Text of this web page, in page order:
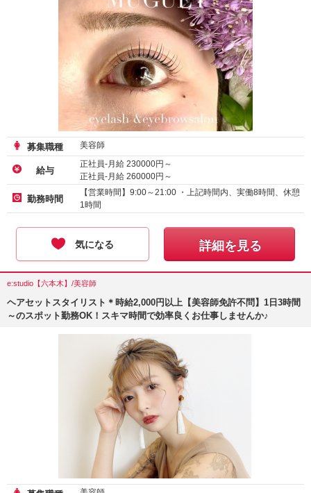
募集職種 美容師
給与
正社員-月給 230000円～
正社員-月給 260000円～
勤務時間
【営業時間】9:00～21:00 ・上記時間内、実働8時間、休憩
1時間
気になる 詳細を見る
e:studio【六本木】/美容師
ヘアセットスタイリスト＊時給2,000円以上【美容師免許不問】1日3時間
～のスポット勤務OK！スキマ時間で効率良くお仕事しませんか♪